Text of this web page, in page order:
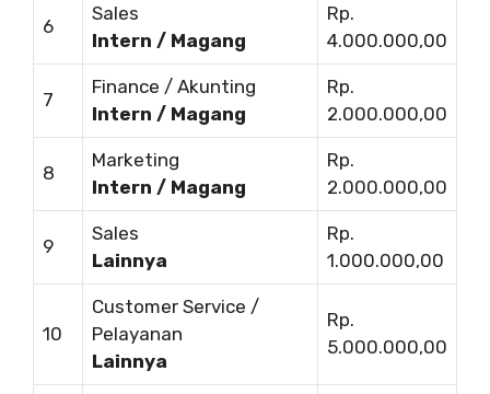
6
Sales
Intern / Magang
Rp.
4.000.000,00
7
Finance / Akunting
Intern / Magang
Rp.
2.000.000,00
8
Marketing
Intern / Magang
Rp.
2.000.000,00
9
Sales
Lainnya
Rp.
1.000.000,00
10
Customer Service /
Pelayanan
Lainnya
Rp.
5.000.000,00